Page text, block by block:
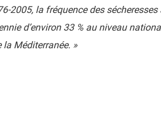
2005, la fréquence des sécheresses
d’environ 33 % au niveau
la Méditerranée. »